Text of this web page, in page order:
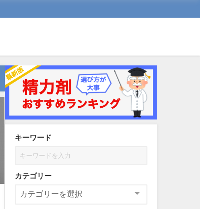
キーワード
カテゴリー